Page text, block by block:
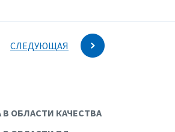
СЛЕДУЮЩАЯ
ОБЛАСТИ КАЧЕСТВА